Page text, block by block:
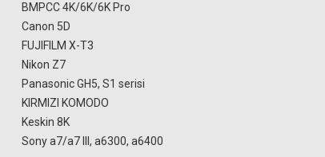
BMPCC 4K/6K/6K Pro
Canon 5D
FUJIFILM X-T3
Nikon Z7
Panasonic GH5, S1 serisi
KIRMIZI KOMODO
Keskin 8K
Sony a7/a7 III, a6300, a6400